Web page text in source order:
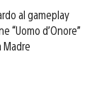
al gameplay
“Uomo d’Onore”
Madre